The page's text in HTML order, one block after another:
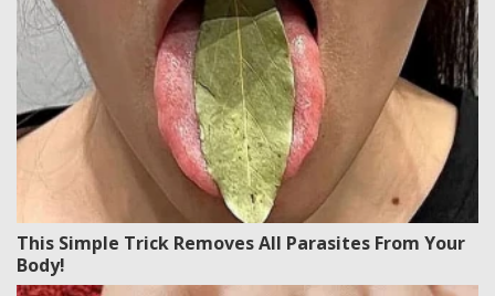
This Simple Trick Removes All Parasites From Your
Body!